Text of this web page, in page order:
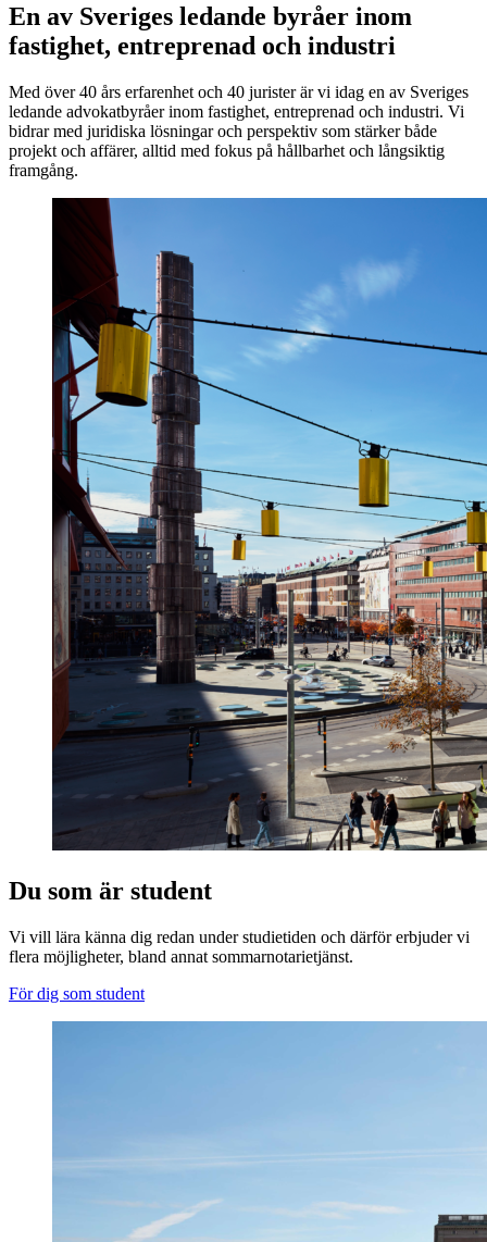
En av Sveriges ledande byråer inom
fastighet, entreprenad och industri
Med över 40 års erfarenhet och 40 jurister är vi idag en av Sveriges
ledande advokatbyråer inom fastighet, entreprenad och industri. Vi
bidrar med juridiska lösningar och perspektiv som stärker både
projekt och affärer, alltid med fokus på hållbarhet och långsiktig
framgång.
Du som är student
Vi vill lära känna dig redan under studietiden och därför erbjuder vi
flera möjligheter, bland annat sommarnotarietjänst.
För dig som student